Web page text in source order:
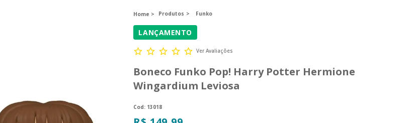
Produtos Funko
LANÇAMENTO
Ver Avaliações
Boneco Funko Pop! Harry Potter Hermione
Wingardium Leviosa
: 13018